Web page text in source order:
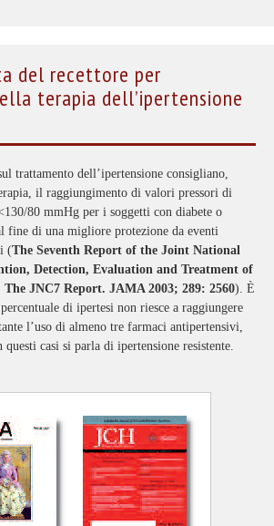
del recettore per
terapia dell’ipertensione
trattamento dell’ipertensione consigliano,
il raggiungimento di valori pressori di
80 mmHg per i soggetti con diabete o
fine di una migliore protezione da eventi
(The Seventh Report of the Joint National
Detection, Evaluation and Treatment of
The JNC7 Report. JAMA 2003; 289: 2560). È
di ipertesi non riesce a raggiungere
l’uso di almeno tre farmaci antipertensivi,
casi si parla di ipertensione resistente.